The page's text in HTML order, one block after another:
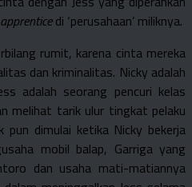
apprenticedi ‘perusahaan’ miliknya.
rumit, karena cinta mereka
dan kriminalitas. Nicky adalah
adalah seorang pencuri kelas
melihat tarik ulur tingkat pelaku
pun dimulai ketika Nicky bekerja
mobil balap, Garriga yang
dan usaha mati-matiannya